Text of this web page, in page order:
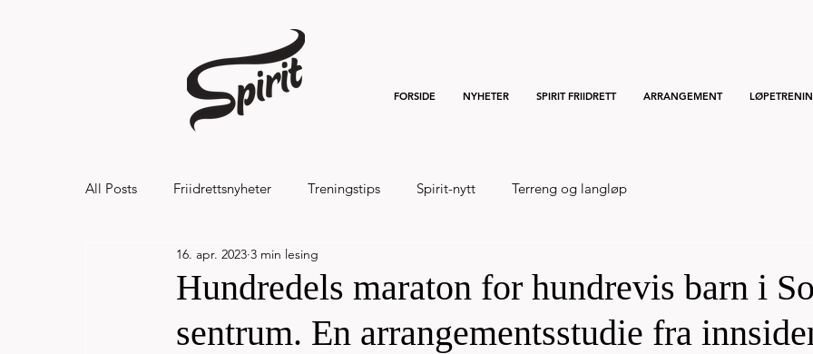
FORSIDE NYHETER SPIRIT FRIIDRETT ARRANGEMENT
All Posts Friidrettsnyheter Treningstips Spirit-nytt Terreng og langløp
Hålandsvannet halvmaraton og 7km 20
Hundredels maraton for hundrevis barn i
sentrum. En arrangementsstudie fra
16. apr. 2023 3 min lesing